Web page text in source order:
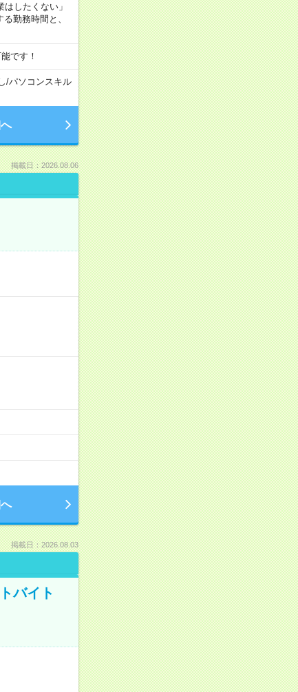
したくない」
勤務時間と、
です！
/パソコンスキル
掲載日：2026.08.06
掲載日：2026.08.03
バイト